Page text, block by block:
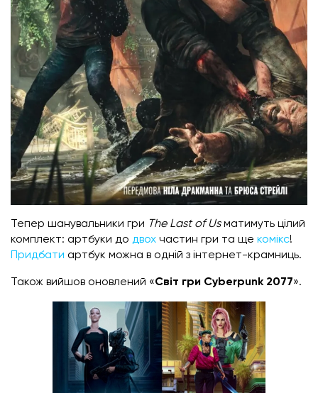
Тепер шанувальники гри The Last of Usматимуть цілий
комплект: артбуки до двох частин гри та ще комікс!
Придбати артбук можна в одній з інтернет-крамниць.
Також вийшов оновлений «Світ гри Cyberpunk 2077».